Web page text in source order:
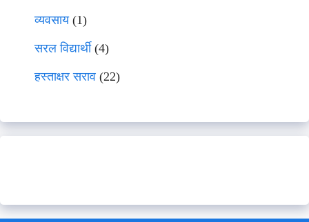
व्यवसाय(1)
सरल विद्यार्थी(4)
हस्ताक्षर सराव (22)